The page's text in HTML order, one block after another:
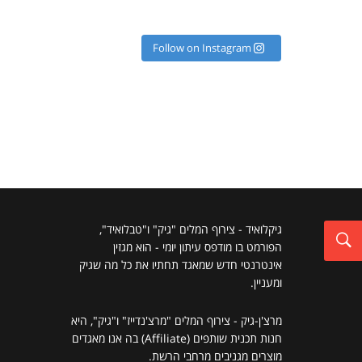
Follow on Instagram
גיקלואיד - צירוף המלים "גיק" ו"טבלואיד",
הפורמט בו מודפס עיתון יומי - הוא מגזין
אינטרנטי חדש שמאגד תחתיו את כל מה שגיק
ומעניין.
מרצ'ן-גיק - צירוף המלים "מרצ'נדייז" ו"גיק", היא
חנות תכנית שותפים (Affiliate) בה אנו מאגדים
מוצרים מגניבים מרחבי הרשת.